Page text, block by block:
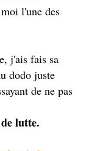
l'une des
j'ais fais sa
dodo juste
de ne pas
lutte.